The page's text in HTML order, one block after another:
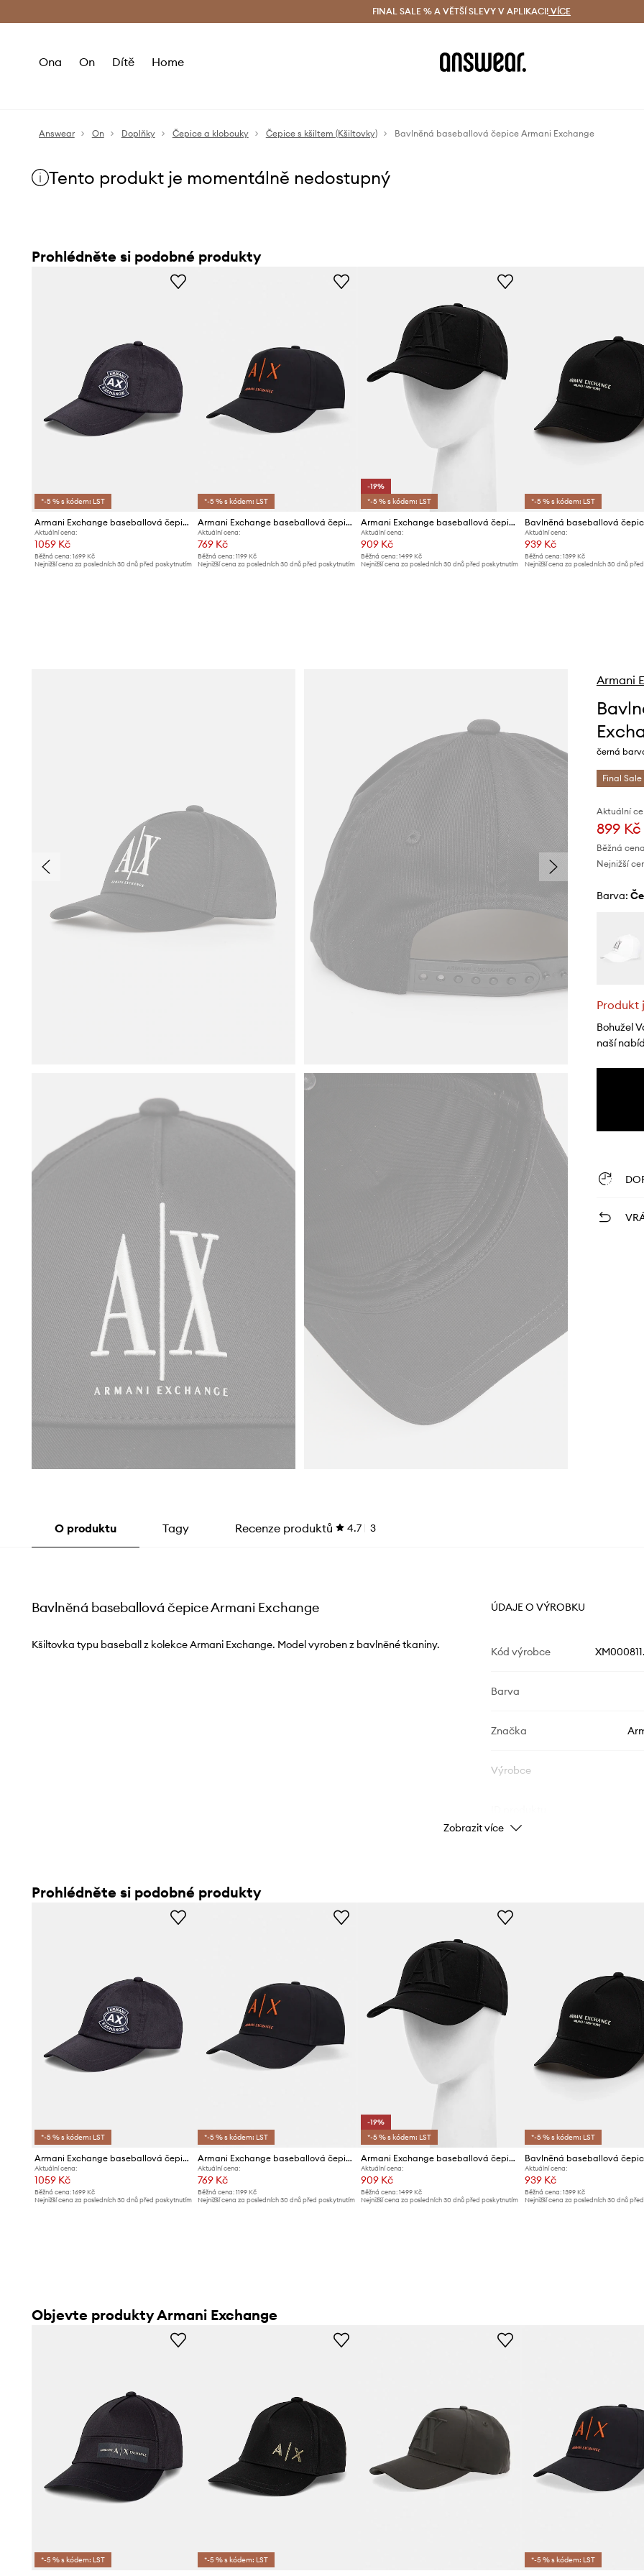
Doručení a vrácení zdarma (od 1800 Kč) Doručení i do 24 h
FINAL SALE % A VĚTŠÍ SLEVY V APLIKACI! VÍCE
Ona On Dítě Home
Answear On Doplňky Čepice a klobouky Čepice s kšiltem (Kšiltovky) Bavlněná baseballová čepice Armani Exchange
Tento produkt je momentálně nedostupný
Prohlédněte si podobné produkty
*-5 % s kódem: LST
Armani Exchange baseballová čepice pánská bavlněná
Aktuální cena:
1059 Kč
Běžná cena: 1699 Kč
Nejnižší cena za posledních 30 dnů před poskytnutím
*-5 % s kódem: LST
Armani Exchange baseballová čepice pánská bavlněná
Aktuální cena:
769 Kč
Běžná cena:1199 Kč
Nejnižší cena za posledních 30 dnů před poskytnutím
-19%
*-5 % s kódem: LST
Armani Exchange baseballová čepice pánská
Aktuální cena:
909 Kč
Běžná cena: 1499 Kč
Nejnižší cena za posledních 30 dnů před poskytnutím
*-5 % s kódem: LST
Aktuální cena:
939 Kč
Běžná cena: 1399 Kč
Nejnižší cena za posledních 30 dnů
Armani
černá
Final Sale
Aktuální
899 Kč
Běžná
Nejnižší
Barva:
Produkt
Bohužel
naší
O produktu Tagy Recenze produktů 4.7 3
Bavlněná baseballová čepice Armani Exchange
Kšiltovka typu baseball z kolekce Armani Exchange. Model vyroben z bavlněné tkaniny.
ÚDAJE O VÝROBKU
Kód výrobce
Barva
Značka
Výrobce
Zobrazit více
Prohlédněte si podobné produkty
*-5 % s kódem: LST
Armani Exchange baseballová čepice pánská bavlněná
Aktuální cena:
1059 Kč
Běžná cena: 1699 Kč
Nejnižší cena za posledních 30 dnů před poskytnutím
*-5 % s kódem: LST
Armani Exchange baseballová čepice pánská bavlněná
Aktuální cena:
769 Kč
Běžná cena:1199 Kč
Nejnižší cena za posledních 30 dnů před poskytnutím
-19%
*-5 % s kódem: LST
Armani Exchange baseballová čepice pánská
Aktuální cena:
909 Kč
Běžná cena: 1499 Kč
Nejnižší cena za posledních 30 dnů před poskytnutím
*-5 % s kódem: LST
Aktuální cena:
939 Kč
Běžná cena: 1399 Kč
Nejnižší cena za posledních 30 dnů
Objevte produkty Armani Exchange
*-5 % s kódem: LST *-5 % s kódem: LST *-5 % s kódem: LST